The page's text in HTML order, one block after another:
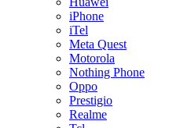
iPhone
iTel
Meta Quest
Motorola
Nothing Phone
Oppo
Prestigio
Realme